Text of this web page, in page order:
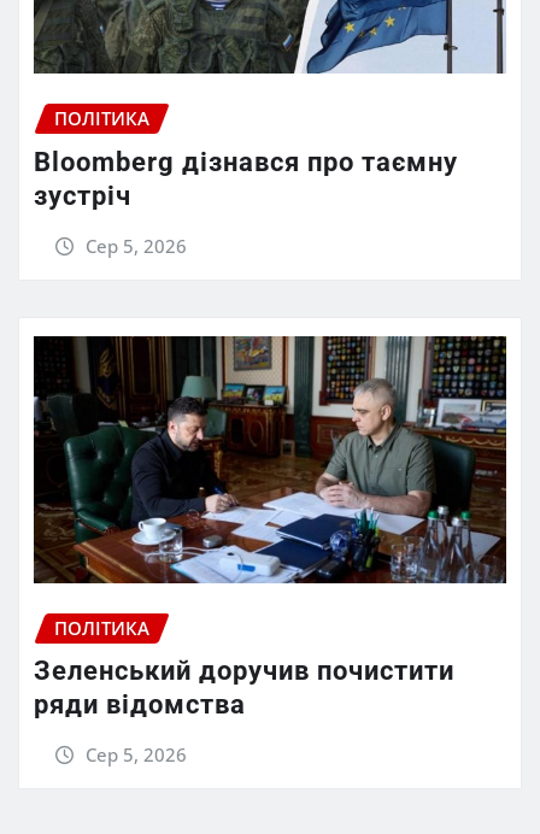
ПОЛІТИКА
Bloomberg дізнався про таємну
зустріч
Сер 5, 2026
ПОЛІТИКА
Зеленський доручив почистити
ряди відомства
Сер 5, 2026